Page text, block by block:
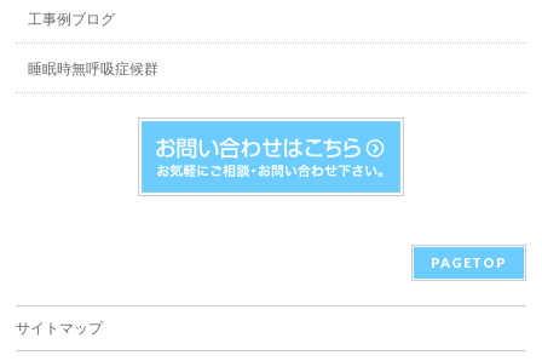
工事例ブログ
睡眠時無呼吸症候群
PAGETOP
サイトマップ